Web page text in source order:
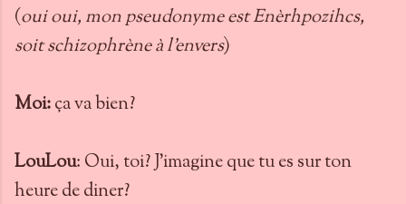
(oui oui, mon pseudonyme est Enèrhpozihcs,
soit schizophrène à l'envers)
Moi:ça va bien?
LouLou: Oui, toi? J'imagine que tu es sur ton
heure de diner?